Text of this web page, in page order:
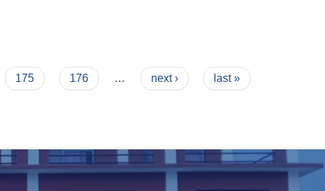
175 176 … next › last »